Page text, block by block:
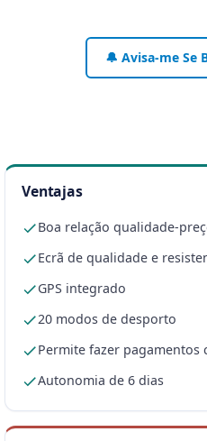
🔔 Avisa-me Se
Ventajas
Boa relação qualidade-
Ecrã de qualidade e
GPS integrado
20 modos de desporto
Permite fazer pagamentos
Autonomia de 6 dias